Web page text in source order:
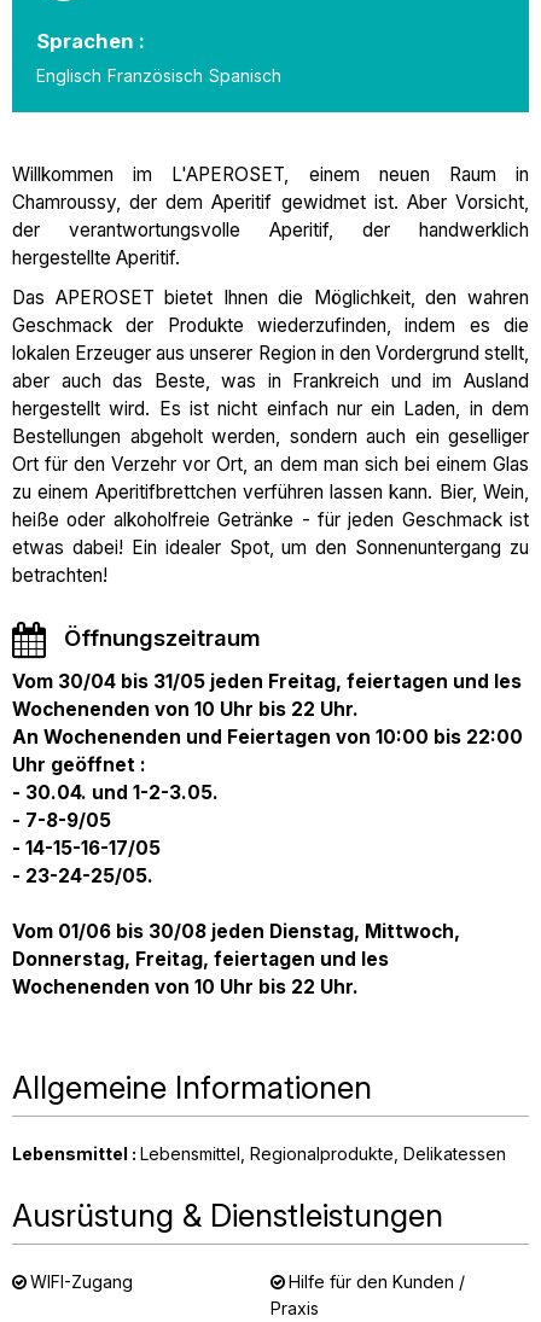
Sprachen :
Englisch Französisch Spanisch
Willkommen im L'APEROSET, einem neuen Raum in
Chamroussy, der dem Aperitif gewidmet ist. Aber Vorsicht,
der verantwortungsvolle Aperitif, der handwerklich
hergestellte Aperitif.
Das APEROSET bietet Ihnen die Möglichkeit, den wahren
Geschmack der Produkte wiederzufinden, indem es die
lokalen Erzeuger aus unserer Region in den Vordergrund stellt,
aber auch das Beste, was in Frankreich und im Ausland
hergestellt wird. Es ist nicht einfach nur ein Laden, in dem
Bestellungen abgeholt werden, sondern auch ein geselliger
Ort für den Verzehr vor Ort, an dem man sich bei einem Glas
zu einem Aperitifbrettchen verführen lassen kann. Bier, Wein,
heiße oder alkoholfreie Getränke - für jeden Geschmack ist
etwas dabei! Ein idealer Spot, um den Sonnenuntergang zu
betrachten!
Öffnungszeitraum
Vom 30/04 bis 31/05 jeden Freitag, feiertagen und les
Wochenenden von 10 Uhr bis 22 Uhr.
An Wochenenden und Feiertagen von 10:00 bis 22:00
Uhr geöffnet :
- 30.04. und 1-2-3.05.
- 7-8-9/05
- 14-15-16-17/05
- 23-24-25/05.
Vom 01/06 bis 30/08 jeden Dienstag, Mittwoch,
Donnerstag, Freitag, feiertagen und les
Wochenenden von 10 Uhr bis 22 Uhr.
Allgemeine Informationen
Lebensmittel : Lebensmittel Regionalprodukte Delikatessen
Ausrüstung & Dienstleistungen
WIFI-Zugang
Hilfe für den Kunden /
Praxis